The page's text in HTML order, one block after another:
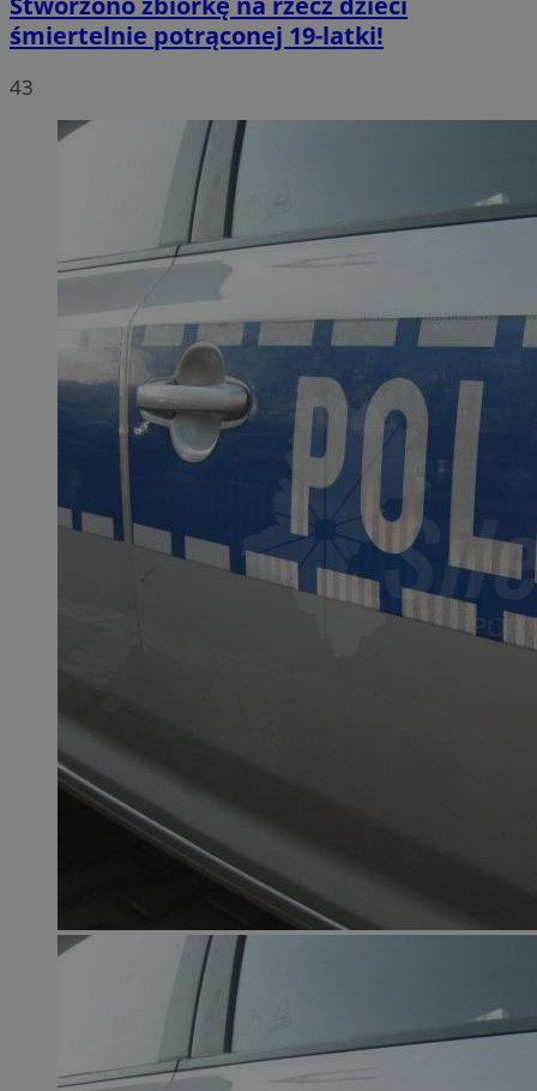
śmiertelnie potrąconej 19-latki!
43